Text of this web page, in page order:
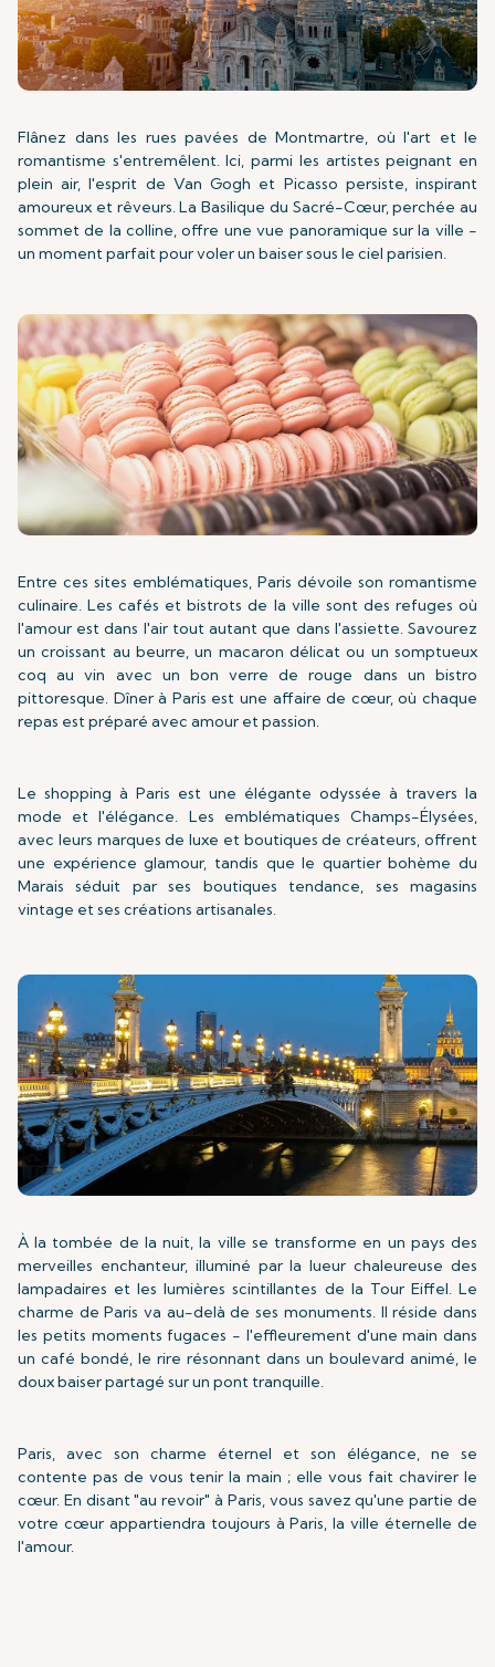
Flânez dans les rues pavées de Montmartre, où l'art et le
romantisme s'entremêlent. Ici, parmi les artistes peignant en
plein air, l'esprit de Van Gogh et Picasso persiste, inspirant
amoureux et rêveurs. La Basilique du Sacré-Cœur, perchée au
sommet de la colline, offre une vue panoramique sur la ville -
un moment parfait pour voler un baiser sous le ciel parisien.
Entre ces sites emblématiques, Paris dévoile son romantisme
culinaire. Les cafés et bistrots de la ville sont des refuges où
l'amour est dans l'air tout autant que dans l'assiette. Savourez
un croissant au beurre, un macaron délicat ou un somptueux
coq au vin avec un bon verre de rouge dans un bistro
pittoresque. Dîner à Paris est une affaire de cœur, où chaque
repas est préparé avec amour et passion.
Le shopping à Paris est une élégante odyssée à travers la
mode et l'élégance. Les emblématiques Champs-Élysées,
avec leurs marques de luxe et boutiques de créateurs, offrent
une expérience glamour, tandis que le quartier bohème du
Marais séduit par ses boutiques tendance, ses magasins
vintage et ses créations artisanales.
À la tombée de la nuit, la ville se transforme en un pays des
merveilles enchanteur, illuminé par la lueur chaleureuse des
lampadaires et les lumières scintillantes de la Tour Eiffel. Le
charme de Paris va au-delà de ses monuments. Il réside dans
les petits moments fugaces - l'effleurement d'une main dans
un café bondé, le rire résonnant dans un boulevard animé, le
doux baiser partagé sur un pont tranquille.
Paris, avec son charme éternel et son élégance, ne se
contente pas de vous tenir la main ; elle vous fait chavirer le
cœur. En disant "au revoir" à Paris, vous savez qu'une partie de
votre cœur appartiendra toujours à Paris, la ville éternelle de
l'amour.